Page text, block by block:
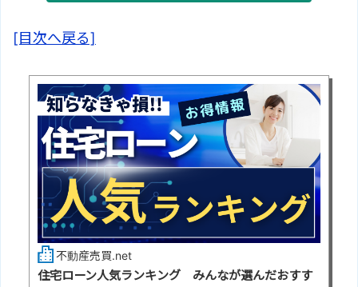
[目次へ戻る]
不動産売買.net
住宅ローン人気ランキング みんなが選んだおすす